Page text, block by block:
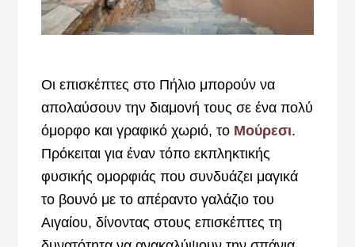
Οι επισκέπτες στο Πήλιο μπορούν να
απολαύσουν την διαμονή τους σε ένα πολύ
όμορφο και γραφικό χωριό, το Μούρεσι.
Πρόκειται για έναν τόπο εκπληκτικής
φυσικής ομορφιάς που συνδυάζει μαγικά
το βουνό με το απέραντο γαλάζιο του
Αιγαίου, δίνοντας στους επισκέπτες τη